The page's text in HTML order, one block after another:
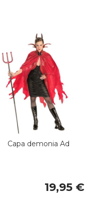
Capa demonia Ad
19,95 €